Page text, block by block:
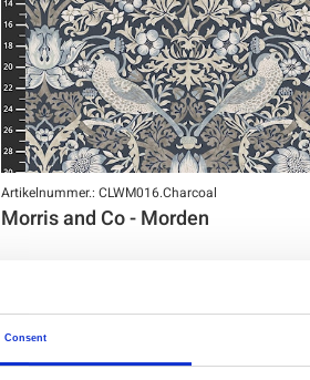
Consent
Artikelnummer.: CLWM016.Charcoal
Morris and Co - Morden